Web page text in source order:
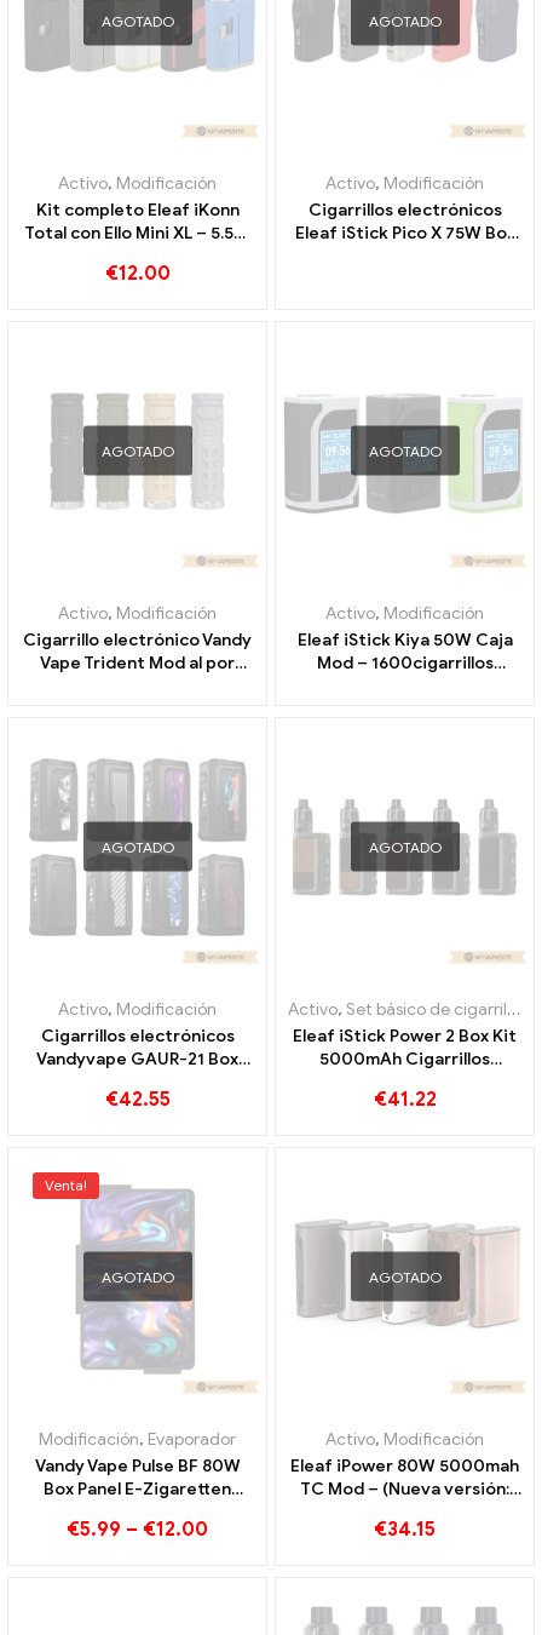
AGOTADO
Activo, Modificación
Kit completo Eleaf iKonn
Total con Ello Mini XL – 5.5ml
por mayor 丨 Personalizado
€12.00
AGOTADO
Activo, Modificación
Cigarrillos electrónicos
Eleaf iStick Pico X 75W Box
AGOTADO
Activo, Modificación
Cigarrillo electrónico Vandy
Vape Trident Mod al por
AGOTADO
Activo, Modificación
Eleaf iStick Kiya 50W Caja
Mod – 1600cigarrillos
AGOTADO
Activo, Modificación
Cigarrillos electrónicos
Vandyvape GAUR-21 Box
personalizados
€42.55
AGOTADO
Activo, Set básico de cigarrillos electrónicos
Eleaf iStick Power 2 Box Kit
5000mAh Cigarrillos
Personalizado
€41.22
Venta!
AGOTADO
Modificación, Evaporador
Vandy Vape Pulse BF 80W
Box Panel E-Zigaretten
€5.99 – €12.00
AGOTADO
Activo, Modificación
Eleaf iPower 80W 5000mah
TC Mod – (Nueva versión:
Cigarrillos electrónicos al
€34.15